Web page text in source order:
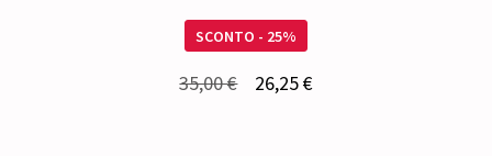
SCONTO - 25%
35,00€ 26,25€Il